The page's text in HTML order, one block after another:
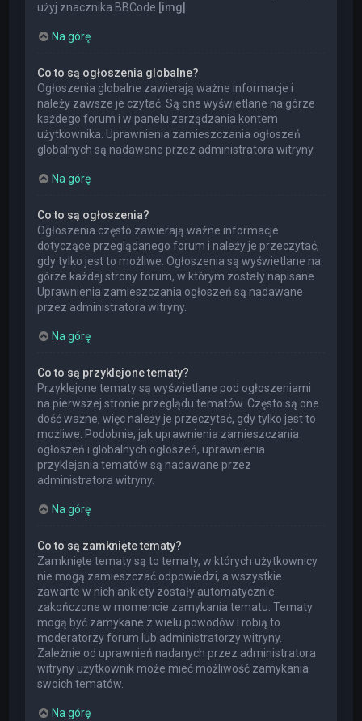
użyj znacznika BBCode [img] .
Na górę
Co to są ogłoszenia globalne?
Ogłoszenia globalne zawierają ważne informacje i
należy zawsze je czytać. Są one wyświetlane na górze
każdego forum i w panelu zarządzania kontem
użytkownika. Uprawnienia zamieszczania ogłoszeń
globalnych są nadawane przez administratora witryny.
Na górę
Co to są ogłoszenia?
Ogłoszenia często zawierają ważne informacje
dotyczące przeglądanego forum i należy je przeczytać,
gdy tylko jest to możliwe. Ogłoszenia są wyświetlane na
górze każdej strony forum, w którym zostały napisane.
Uprawnienia zamieszczania ogłoszeń są nadawane
przez administratora witryny.
Na górę
Co to są przyklejone tematy?
Przyklejone tematy są wyświetlane pod ogłoszeniami
na pierwszej stronie przeglądu tematów. Często są one
dość ważne, więc należy je przeczytać, gdy tylko jest to
możliwe. Podobnie, jak uprawnienia zamieszczania
ogłoszeń i globalnych ogłoszeń, uprawnienia
przyklejania tematów są nadawane przez
administratora witryny.
Na górę
Co to są zamknięte tematy?
Zamknięte tematy są to tematy, w których użytkownicy
nie mogą zamieszczać odpowiedzi, a wszystkie
zawarte w nich ankiety zostały automatycznie
zakończone w momencie zamykania tematu. Tematy
mogą być zamykane z wielu powodów i robią to
moderatorzy forum lub administratorzy witryny.
Zależnie od uprawnień nadanych przez administratora
witryny użytkownik może mieć możliwość zamykania
swoich tematów.
Na górę